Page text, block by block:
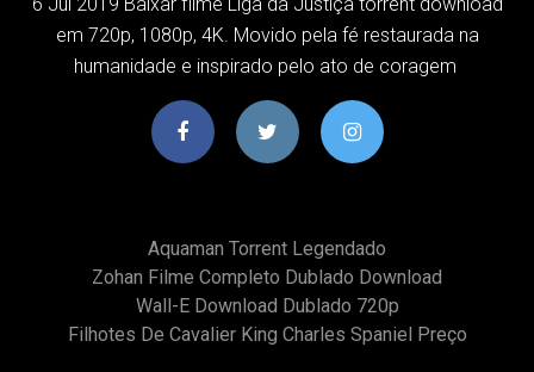
em 720p, 1080p, 4K. Movido pela fé restaurada na
humanidade e inspirado pelo ato de coragem
Aquaman Torrent Legendado
Zohan Filme Completo Dublado Download
Wall-E Download Dublado 720p
Filhotes De Cavalier King Charles Spaniel Preço